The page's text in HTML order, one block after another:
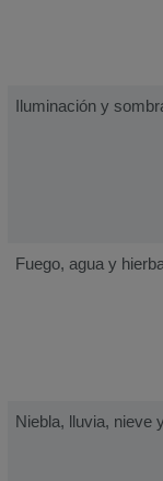
Iluminación y
Fuego, agua y
Niebla, lluvia, nieve